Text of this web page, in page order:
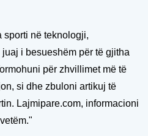
sporti në teknologji,
i besueshëm për të gjitha
për zhvillimet më të
si dhe zbuloni artikuj të
Lajmipare.com, informacioni